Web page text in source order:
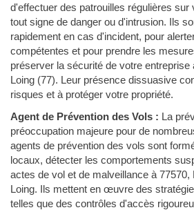
d'effectuer des patrouilles régulières sur
tout signe de danger ou d'intrusion. Ils
rapidement en cas d'incident, pour
compétentes et pour prendre les
préserver la sécurité de votre entreprise
Loing (77). Leur présence dissuasive
risques et à protéger votre propriété.
Agent de Prévention des Vols : La
préoccupation majeure pour de
agents de prévention des vols sont
locaux, détecter les comportements
actes de vol et de malveillance à 77570,
Loing. Ils mettent en œuvre des
telles que des contrôles d'accès